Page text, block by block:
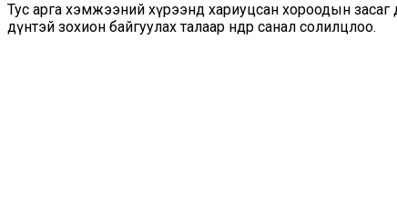
Тус арга хэмжээний хүрээнд хариуцсан хороодын
дүнтэй зохион байгуулах талаар өнөөдөр санал солилцлоо.